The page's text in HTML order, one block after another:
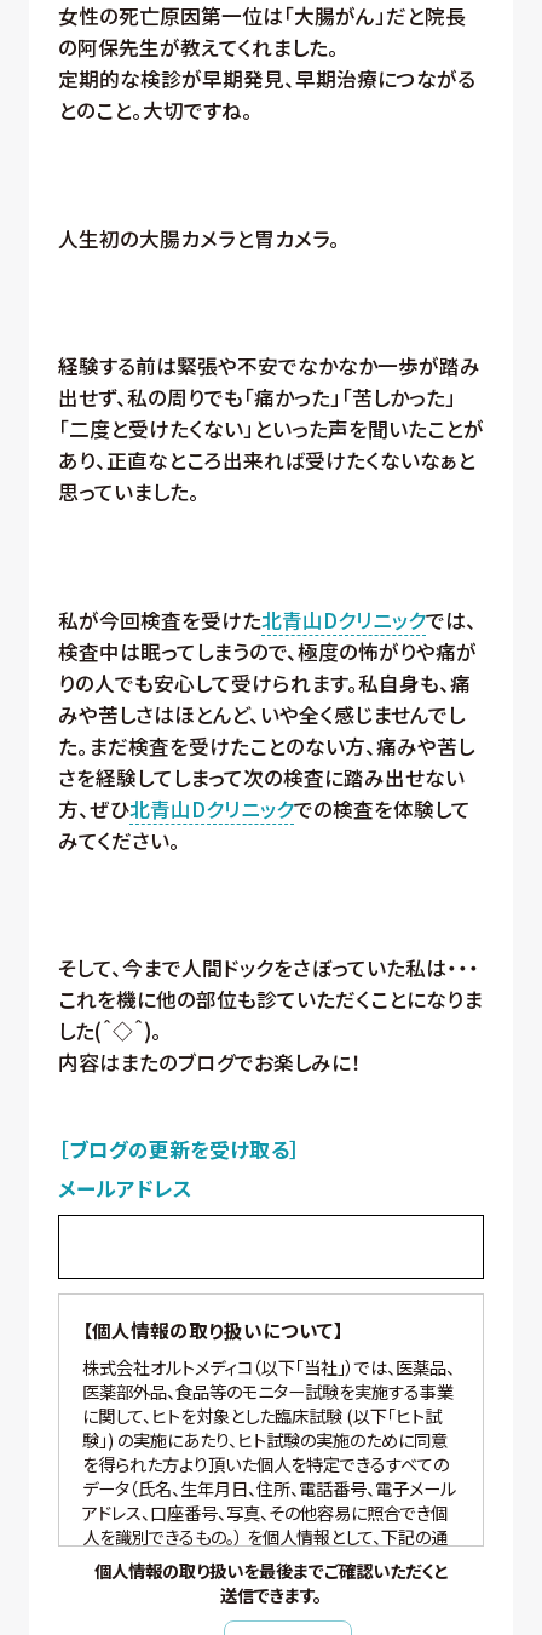
女性の死亡原因第一位は「大腸がん」だと院長
の阿保先生が教えてくれました。
定期的な検診が早期発見、早期治療につながる
とのこと。大切ですね。
人生初の大腸カメラと胃カメラ。
経験する前は緊張や不安でなかなか一歩が踏み
出せず、私の周りでも「痛かった」「苦しかった」
「二度と受けたくない」といった声を聞いたことが
あり、正直なところ出来れば受けたくないなぁと
思っていました。
私が今回検査を受けた北青山Dクリニックでは、
検査中は眠ってしまうので、極度の怖がりや痛が
りの人でも安心して受けられます。私自身も、痛
みや苦しさはほとんど、いや全く感じませんでし
た。まだ検査を受けたことのない方、痛みや苦し
さを経験してしまって次の検査に踏み出せない
方、ぜひ北青山Dクリニックでの検査を体験して
みてください。
そして、今まで人間ドックをさぼっていた私は・・・
これを機に他の部位も診ていただくことになりま
した(＾◇＾)。
内容はまたのブログでお楽しみに！
［ブログの更新を受け取る］
メールアドレス
【個人情報の取り扱いについて】
株式会社オルトメディコ（以下「当社」）では、医薬品、
医薬部外品、食品等のモニター試験を実施する事業
に関して、ヒトを対象とした臨床試験 (以下「ヒト試
験」) の実施にあたり、ヒト試験の実施のために同意
を得られた方より頂いた個人を特定できるすべての
データ（氏名、生年月日、住所、電話番号、電子メール
アドレス、口座番号、写真、その他容易に照合でき個
人を識別できるもの。） を個人情報として、下記の通
り適切に取り扱いいたします。
【個人情報の管理】
個人情報の取り扱いを最後までご確認いただくと
送信できます。